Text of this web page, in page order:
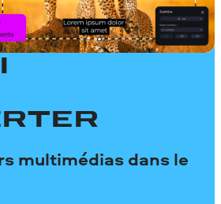
multimédias dans le